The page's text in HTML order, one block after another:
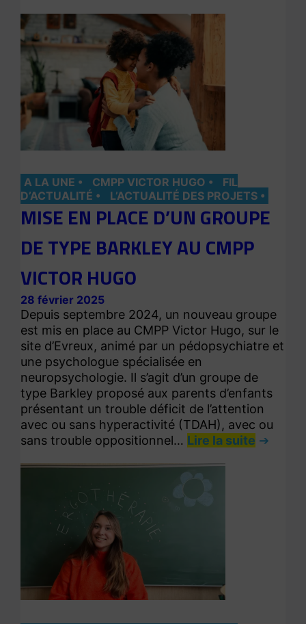
A LA UNE CMPP VICTOR HUGO
FIL
D’ACTUALITÉ
L’ACTUALITÉ DES PROJETS
MISE EN PLACE D’UN GROUPE
DE TYPE BARKLEY AU CMPP
VICTOR HUGO
28 février 2025
Depuis septembre 2024, un nouveau groupe
est mis en place au CMPP Victor Hugo, sur le
site d’Evreux, animé par un pédopsychiatre et
une psychologue spécialisée en
neuropsychologie. Il s’agit d’un groupe de
type Barkley proposé aux parents d’enfants
présentant un trouble déficit de l’attention
avec ou sans hyperactivité (TDAH), avec ou
sans trouble oppositionnel… Lire la suite